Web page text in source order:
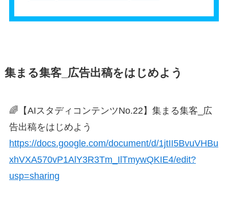
集まる集客_広告出稿をはじめよう
🌈【AIスタディコンテンツNo.22】集まる集客_広
告出稿をはじめよう
https://docs.google.com/document/d/1jtII5BvuVHBu
xhVXA570vP1AlY3R3Tm_IlTmywQKIE4/edit?
usp=sharing